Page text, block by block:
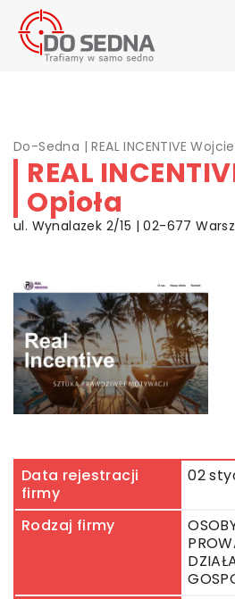
Do-Sedna |REAL INCENTIVE
REAL
Opioła
ul. Wynalazek 2/15 | 02-677
Data rejestracji
firmy
02
Rodzaj firmy